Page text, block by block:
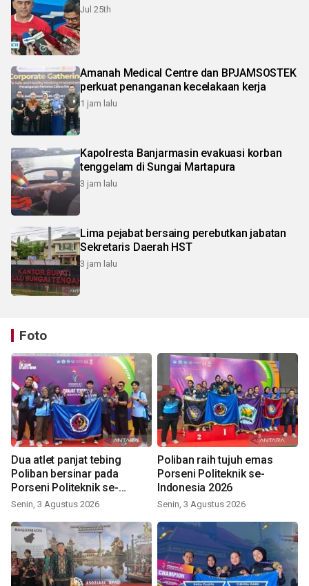
Jul 25th
Amanah Medical Centre dan BPJAMSOSTEK
perkuat penanganan kecelakaan kerja
1 jam lalu
Kapolresta Banjarmasin evakuasi korban
tenggelam di Sungai Martapura
3 jam lalu
Lima pejabat bersaing perebutkan jabatan
Sekretaris Daerah HST
3 jam lalu
Foto
Dua atlet panjat tebing
Poliban bersinar pada
Porseni Politeknik se-
Indonesia 2026
Senin, 3 Agustus 2026
Poliban raih tujuh emas
Porseni Politeknik se-
Indonesia 2026
Senin, 3 Agustus 2026